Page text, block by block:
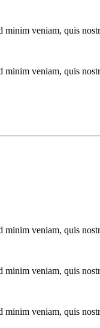
minim veniam, quis
minim veniam, quis
minim veniam, quis
minim veniam, quis
minim veniam, quis